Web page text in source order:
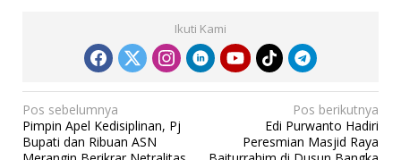
Ikuti Kami
N
a
Pos sebelumnya
Pimpin Apel Kedisiplinan, Pj
Bupati dan Ribuan ASN
Pos berikutnya
Edi Purwanto Hadiri
Peresmian Masjid Raya